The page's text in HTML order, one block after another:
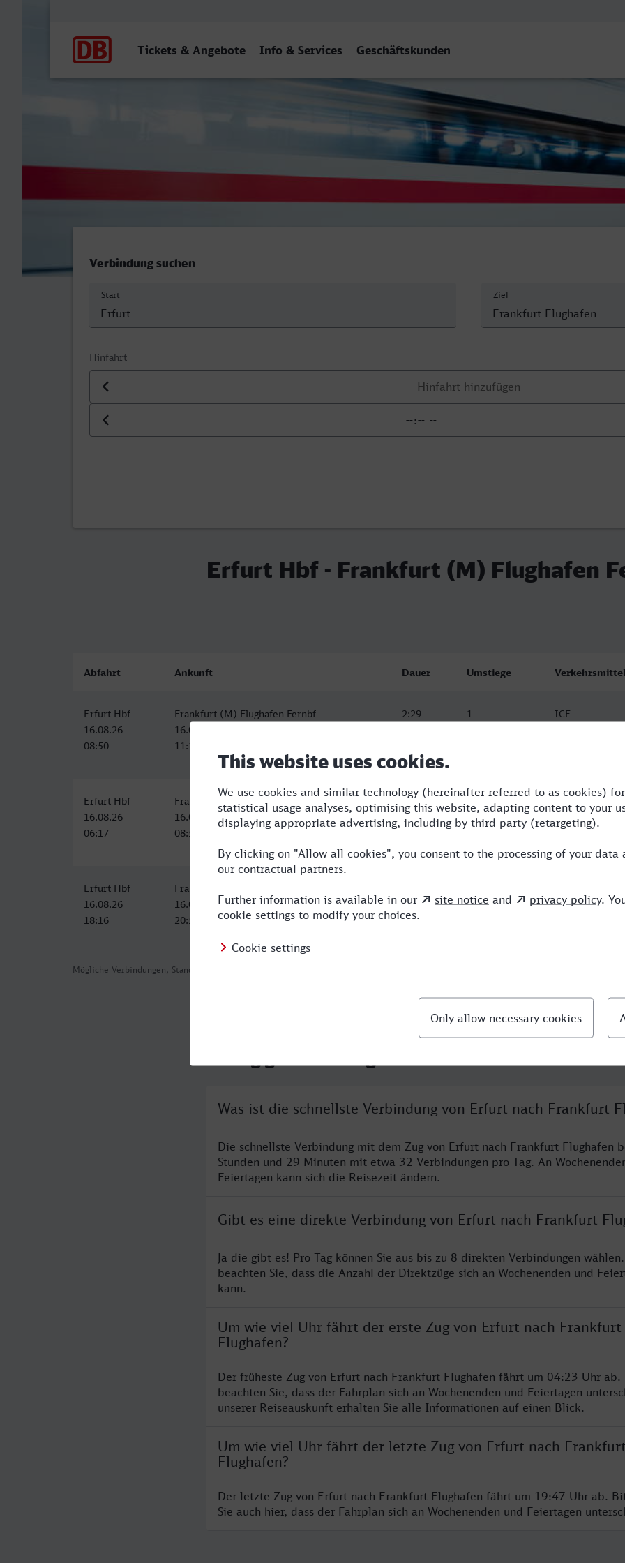
Tickets & Angebote Info & Services Geschäftskunden
Erfurt Hbf - Frankfurt (M) Flughafen Fernbf
Verbindung suchen
Start Ziel
Hinfahrt
Datum der Hinfahrt
Uhrzeit der Hinfahrt
Erfurt Hbf - Frankfurt (M) Flughafen
Mögliche Verbindungen, Stand: 2026-08-02 01:13
Abfahrt Ankunft Dauer Umstiege Verkehrsmittel
Erfurt Hbf
16.08.26
08:50
Frankfurt (M) Flughafen Fernbf
16.08.26
11:19
2:29 1 ICE
Erfurt Hbf
16.08.26
06:17
Frankfurt (M) Flughafen Fernbf
16.08.26
08:56
2:39
Erfurt Hbf
16.08.26
18:16
Frankfurt (M) Flughafen Fernbf
16.08.26
20:56
Was ist die schnellste Verbindung von Erfurt nach Frankfurt
Die schnellste Verbindung mit dem Zug von Erfurt nach Frankfurt Flughafen
Stunden und 29 Minuten mit etwa 32 Verbindungen pro Tag. An
Feiertagen kann sich die Reisezeit ändern.
Gibt es eine direkte Verbindung von Erfurt nach Frankfurt
Ja die gibt es! Pro Tag können Sie aus bis zu 8 direkten Verbindungen
beachten Sie, dass die Anzahl der Direktzüge sich an Wochenenden und
kann.
Um wie viel Uhr fährt der erste Zug von Erfurt nach Frankfurt
Flughafen?
Der früheste Zug von Erfurt nach Frankfurt Flughafen fährt um 04:23 Uhr ab.
beachten Sie, dass der Fahrplan sich an Wochenenden und Feiertagen
unserer Reiseauskunft erhalten Sie alle Informationen auf einen Blick.
Um wie viel Uhr fährt der letzte Zug von Erfurt nach Frankfurt
Flughafen?
Der letzte Zug von Erfurt nach Frankfurt Flughafen fährt um 19:47 Uhr ab.
Sie auch hier, dass der Fahrplan sich an Wochenenden und Feiertagen